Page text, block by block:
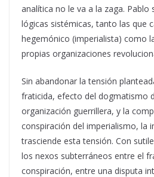
analítica no le va a la zaga. Pablo
lógicas sistémicas, tanto las que
hegemónico (imperialista) como
propias organizaciones
Sin abandonar la tensión
fraticida, efecto del dogmatismo
organización guerrillera, y la
conspiración del imperialismo, la
trasciende esta tensión. Con
los nexos subterráneos entre el
conspiración, entre una disputa